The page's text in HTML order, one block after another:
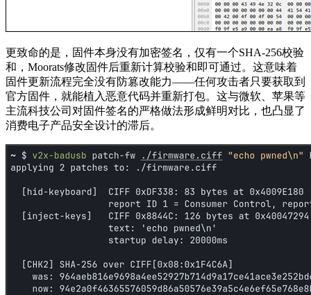
更致命的是，固件本身没有加密签名，仅有一个SHA-256校验
和，Moorats修改固件后重新计算校验和即可通过。这意味着
固件更新流程完全没有防篡改能力——任何攻击者只要获取到
官方固件，就能植入恶意代码并重新打包。这与微软、苹果等
主流科技公司对固件签名的严格做法形成鲜明对比，也凸显了
消费电子产品安全设计的滞后。